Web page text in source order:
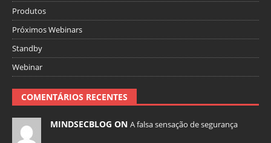
Produtos
Próximos Webinars
Standby
Webinar
COMENTÁRIOS RECENTES
MINDSECBLOG ON A falsa sensação de segurança